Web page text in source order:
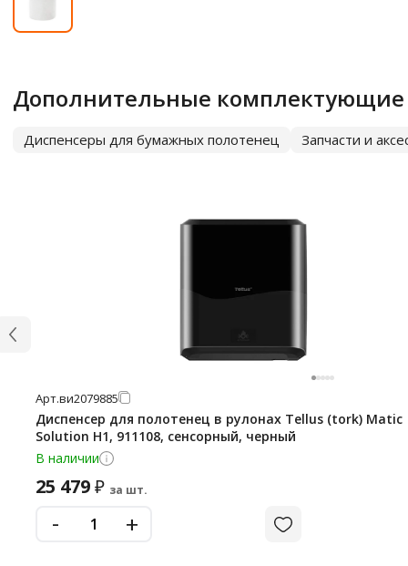
Дополнительные комплектующие
Диспенсеры для бумажных полотенец Запчасти и
Арт.ви2079885
Диспенсер для полотенец в рулонах Tellus (tork) Matic
Solution H1, 911108, сенсорный, черный
В наличии
25 479₽ за шт.
- +